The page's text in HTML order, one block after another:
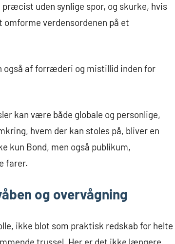
uden synlige spor, og skurke, hvis
verdensordenen på et
også af forræderi og mistillid inden for
kan være både globale og personlige,
hvem der kan stoles på, bliver en
kun Bond, men også publikum,
farer.
og overvågning
ikke blot som praktisk redskab for helte